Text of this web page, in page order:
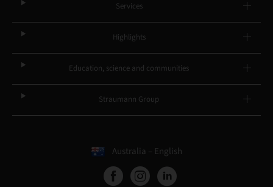
Services
Highlights
Education, science and communities
Straumann Group
Australia – English